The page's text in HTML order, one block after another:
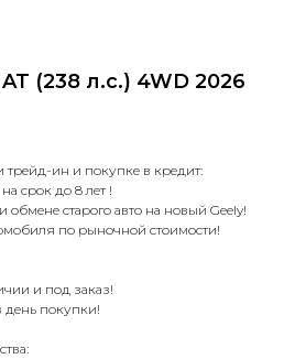
(238 л.с.) 4WD 2026
ин и покупке в кредит:
срок до 8 лет !
старого авто на новый Geely!
по рыночной стоимости!
и под заказ!
день покупки!